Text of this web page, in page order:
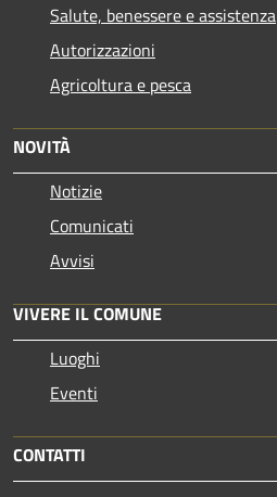
Salute, benessere e assistenza
Autorizzazioni
Agricoltura e pesca
NOVITÀ
Notizie
Comunicati
Avvisi
VIVERE IL COMUNE
Luoghi
Eventi
CONTATTI